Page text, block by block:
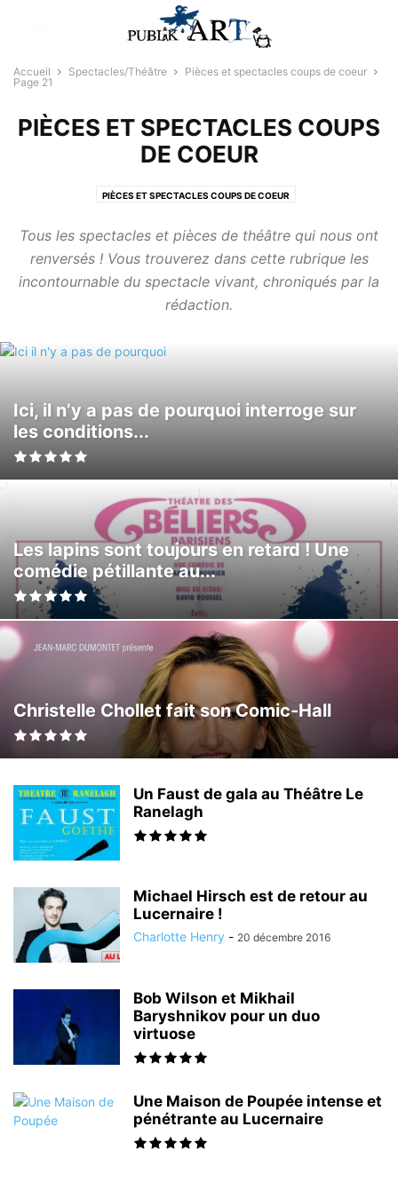
Accueil Spectacles/Théâtre
Pièces et spectacles coups de coeur
Page 21
PIÈCES ET SPECTACLES COUPS
DE COEUR
PIÈCES ET SPECTACLES COUPS DE COEUR
Tous les spectacles et pièces de théâtre qui nous ont
renversés ! Vous trouverez dans cette rubrique les
incontournable du spectacle vivant, chroniqués par la
rédaction.
Ici, il n’y a pas de pourquoi interroge sur
les conditions...
Les lapins sont toujours en retard ! Une
comédie pétillante au...
Christelle Chollet fait son Comic-Hall
Un Faust de gala au Théâtre Le
Ranelagh
Michael Hirsch est de retour au
Lucernaire !
Charlotte Henry - 20 décembre 2016
Bob Wilson et Mikhail
Baryshnikov pour un duo
virtuose
Une Maison de Poupée intense et
pénétrante au Lucernaire